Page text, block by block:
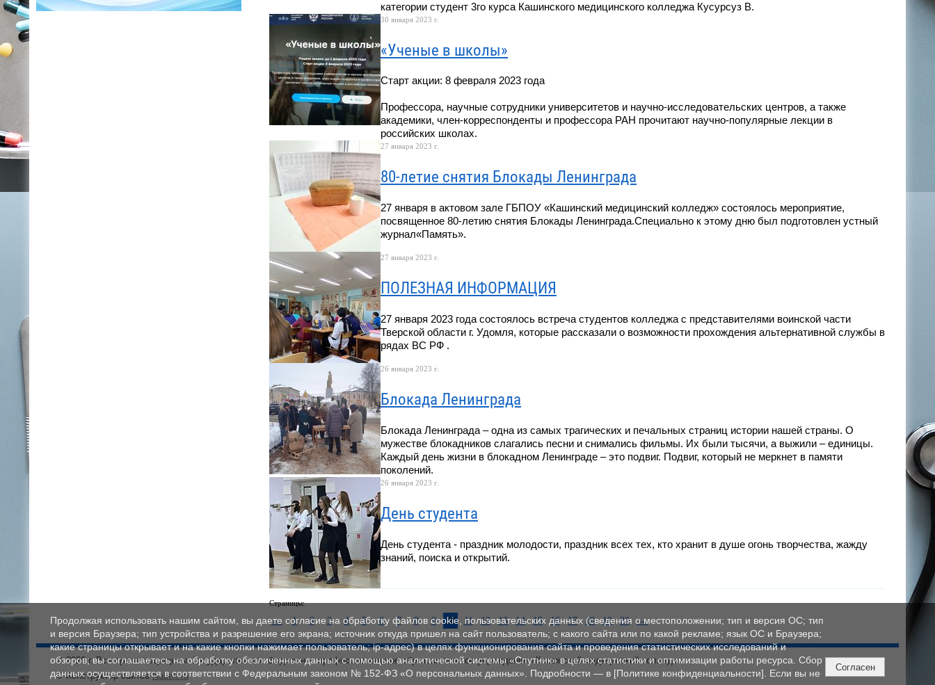
категории студент 3го курса Кашинского медицинского колледжа Кусурсуз В.
30 января 2023 г.
«Ученые в школы»
Старт акции: 8 февраля 2023 года
Профессора, научные сотрудники университетов и научно-исследовательских центров, а также
академики, член-корреспонденты и профессора РАН прочитают научно-популярные лекции в
российских школах.
27 января 2023 г.
80-летие снятия Блокады Ленинграда
27 января в актовом зале ГБПОУ «Кашинский медицинский колледж» состоялось мероприятие,
посвященное 80-летию снятия Блокады Ленинграда.Специально к этому дню был подготовлен устный
журнал«Память».
27 января 2023 г.
ПОЛЕЗНАЯ ИНФОРМАЦИЯ
27 января 2023 года состоялось встреча студентов колледжа с представителями воинской части
Тверской области г. Удомля, которые рассказали о возможности прохождения альтернативной службы в
рядах ВС РФ .
26 января 2023 г.
Блокада Ленинграда
Блокада Ленинграда – одна из самых трагических и печальных страниц истории нашей страны. О
мужестве блокадников слагались песни и снимались фильмы. Их были тысячи, а выжили – единицы.
Каждый день жизни в блокадном Ленинграде – это подвиг. Подвиг, который не меркнет в памяти
поколений.
26 января 2023 г.
День студента
День студента - праздник молодости, праздник всех тех, кто хранит в душе огонь творчества, жажду
знаний, поиска и открытий.
Страницы:
← 1 2 3 4 5 6 7 8 9 10 11 12 13 14 15 16 17 18 19 20 →
© 2026 г. Все права защищены. Государственное бюджетное профессиональное образовательное учреждение «Кашинский медицинский колледж»
© Конструктор сайтовNubex.ru
Продолжая использовать нашим сайтом, вы даете согласие на обработку файлов cookie, пользовательских данных (сведения о местоположении; тип и версия ОС; тип
и версия Браузера; тип устройства и разрешение его экрана; источник откуда пришел на сайт пользователь; с какого сайта или по какой рекламе; язык ОС и Браузера;
какие страницы открывает и на какие кнопки нажимает пользователь; ip-адрес) в целях функционирования сайта и проведения статистических исследований и
обзоров; вы соглашаетесь на обработку обезличенных данных с помощью аналитической системы «Спутник» в целях статистики и оптимизации работы ресурса. Сбор
данных осуществляется в соответствии с Федеральным законом № 152‑ФЗ «О персональных данных». Подробности — в [Политике конфиденциальности]. Если вы не
Согласен